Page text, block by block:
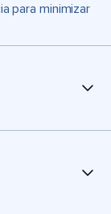
para minimizar